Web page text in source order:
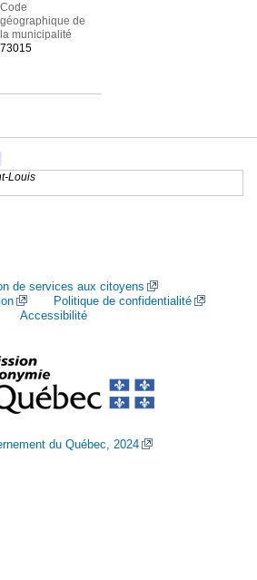
Code
géographique de
la municipalité
73015
Louis
de services aux citoyens
Politique de confidentialité
Accessibilité
du Québec, 2024